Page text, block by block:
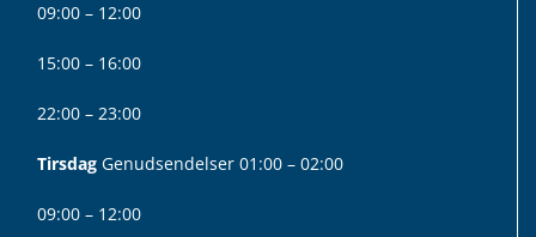
09:00 – 12:00
15:00 – 16:00
22:00 – 23:00
Tirsdag Genudsendelser 01:00 – 02:00
09:00 – 12:00